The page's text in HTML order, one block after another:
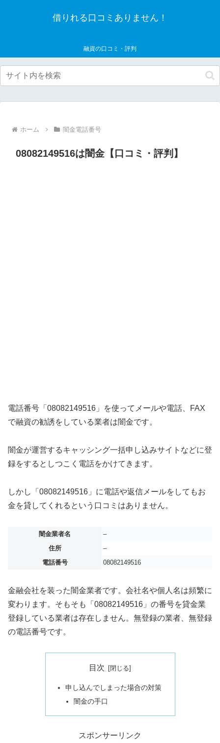
借りれる口コミありません！
融資の口コミ・評判
ホーム 闇金電話番号
08082149516は闇金【口コミ・評判】
電話番号「08082149516」を使ってメールや電話、FAX
で融資の勧誘をしている業者は闇金です。
闇金が運営するキャッシング一括申し込みサイトなどに登
録をするとしつこく電話をかけてきます。
しかし「08082149516」に電話や返信メールをしてもお
金を貸してくれるという口コミはありません。
闇金業者名
–
住所
–
電話番号
08082149516
金融会社を装った闇金業者です。会社名や個人名は頻繁に
変わります。そもそも「08082149516」の番号を貸金業
登録している業者は存在しません。無登録の業者、無登録
の電話番号です。
目次
申し込んでしまった場合の対策
闇金の手口
スポンサーリンク